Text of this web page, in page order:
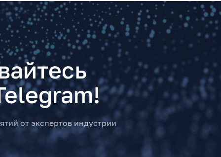
от экспертов индустрии